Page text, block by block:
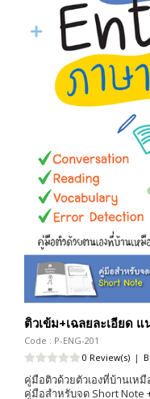
ติวเข้ม+เฉลยละเอียด
Code : P-ENG-201
0 Review(s) |
คู่มือติวด้วยตัวเองที่บ้านเห
คู่มือสำหรับจด Short Note